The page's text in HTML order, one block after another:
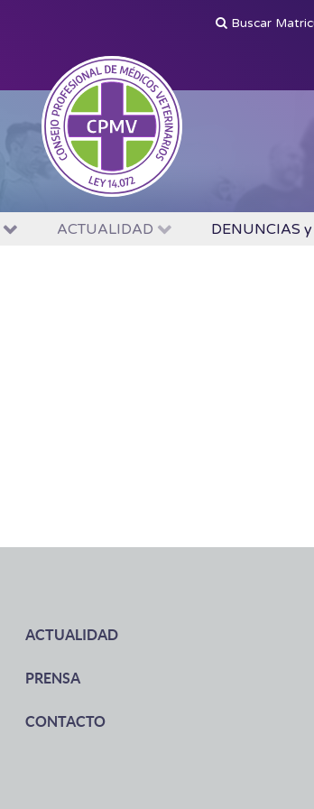
Buscar
ACTUALIDAD DENUNCIAS
ACTUALIDAD
PRENSA
CONTACTO